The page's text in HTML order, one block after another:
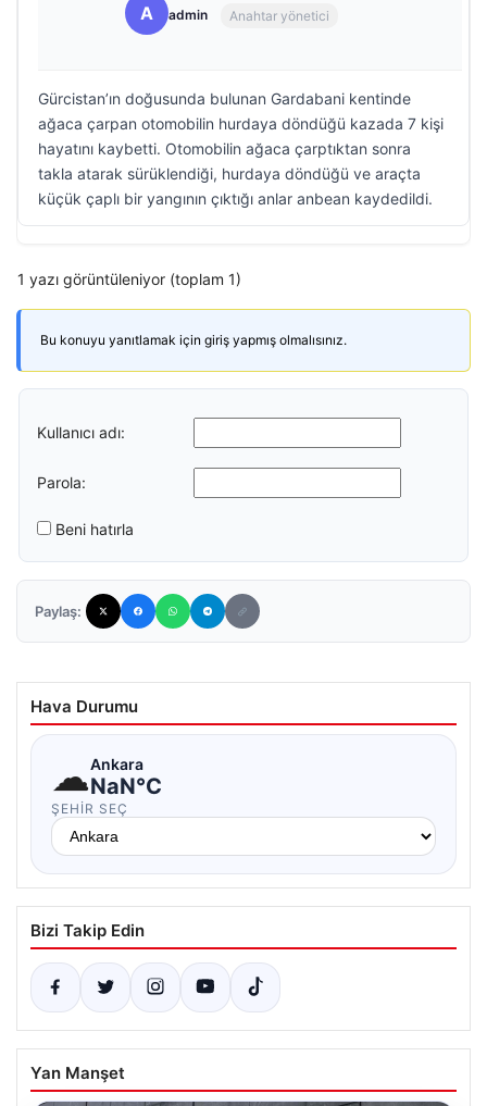
A admin Anahtar yönetici
Gürcistan’ın doğusunda bulunan Gardabani kentinde
ağaca çarpan otomobilin hurdaya döndüğü kazada 7 kişi
hayatını kaybetti. Otomobilin ağaca çarptıktan sonra
takla atarak sürüklendiği, hurdaya döndüğü ve araçta
küçük çaplı bir yangının çıktığı anlar anbean kaydedildi.
1 yazı görüntüleniyor (toplam 1)
Bu konuyu yanıtlamak için giriş yapmış olmalısınız.
Kullanıcı adı:
Parola:
Beni hatırla
Paylaş:
Hava Durumu
☁Ankara
NaN°C
ŞEHIR SEÇ
Bizi Takip Edin
Yan Manşet